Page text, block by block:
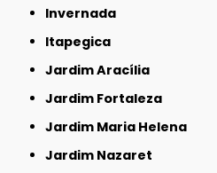
Invernada
Itapegica
Jardim Aracília
Jardim Fortaleza
Jardim Maria Helena
Jardim Nazaret